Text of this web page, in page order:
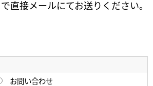
で直接メールにてお送りください｡
お問い合わせ